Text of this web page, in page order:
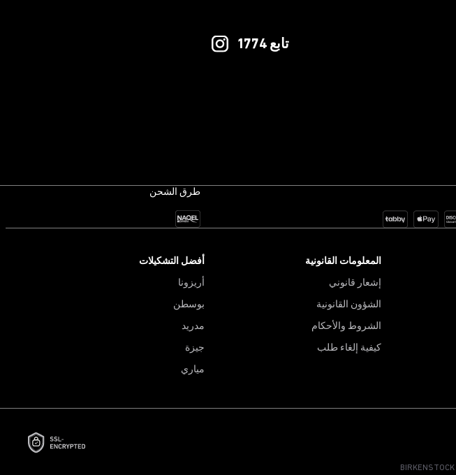
تابع 1774
طرق الشحن
المعلومات القانونية
إشعار قانوني
الشؤون القانونية
الشروط والأحكام
كيفية إلغاء طلب
أفضل التشكيلات
أريزونا
بوسطن
مدريد
جيزة
مياري